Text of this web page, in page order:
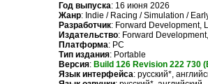
Год выпуска: 16 июня 2026
Жанр: Indie / Racing / Simulation /
Разработчик: Forward Development,
Издательство: Forward
Платформа: PC
Тип издания: Portable
Версия: Build 126 Revision 222 730
Язык интерфейса: русский*,